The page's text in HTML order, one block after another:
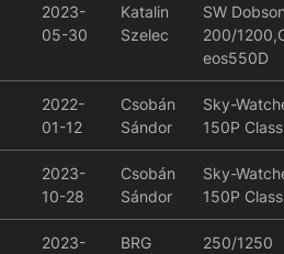
2023-
05-30
Katalin
Szelec
SW
200/
eos550D
2022-
01-12
Csobán
Sándor
Sky-
150P
2023-
10-28
Csobán
Sándor
Sky-
150P
2023-
BRG
250/1250